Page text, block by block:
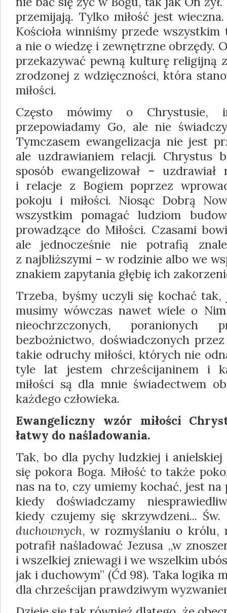
przemijają. Tylko miłość jest
Kościoła winniśmy przede wszystkim
a nie o wiedzę i zewnętrzne obrzędy.
przekazywać pewną kulturę religijną
zrodzonej z wdzięczności, która
miłości.
Często mówimy o Chrystusie,
przepowiadamy Go, ale nie
Tymczasem ewangelizacja nie jest
ale uzdrawianiem relacji. Chrystus
sposób ewangelizował –
i relacje z Bogiem poprzez
pokoju i miłości. Niosąc Dobrą
wszystkim pomagać ludziom
prowadzące do Miłości. Czasami
ale jednocześnie nie potrafią
z najbliższymi – w rodzinie albo we
znakiem zapytania głębię ich
Trzeba, byśmy uczyli się kochać tak,
musimy wówczas nawet wiele o
nieochrzczonych, poranionych
bezbożnictwo, doświadczonych
takie odruchy miłości, których nie
tyle lat jestem chrześcijaninem i
miłości są dla mnie świadectwem
każdego człowieka.
Ewangeliczny wzór miłości
łatwy do naśladowania.
Tak, bo dla pychy ludzkiej i
się pokora Boga. Miłość to także
nas na to, czy umiemy kochać, jest na
kiedy doświadczamy
kiedy czujemy się skrzywdzeni...
duchownych, w rozmyślaniu o królu,
potrafił naśladować Jezusa „w
i wszelkiej zniewagi i we wszelkim
jak i duchowym” (Ćd 98). Taka logika
dla chrześcijan prawdziwym